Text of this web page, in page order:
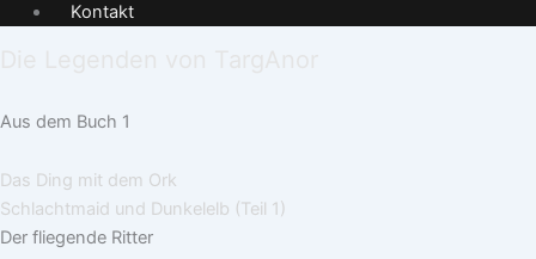
Kontakt
Aus dem Buch 1
Das Ding mit dem Ork
Schlachtmaid und Dunkelelb (Teil 1)
Der fliegende Ritter